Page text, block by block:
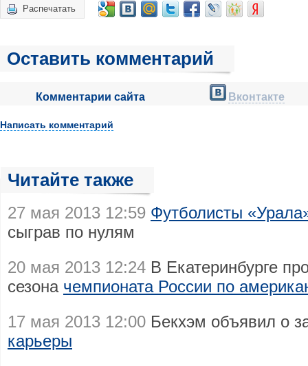
Распечатать
Оставить комментарий
Комментарии сайта Вконтакте
Написать комментарий
Читайте также
27 мая 2013 12:59 Футболисты
сыграв по нулям
20 мая 2013 12:24 В Екатеринбурге
сезона чемпионата России по
17 мая 2013 12:00 Бекхэм объявил о
карьеры